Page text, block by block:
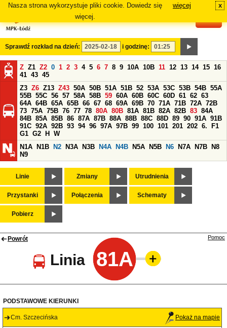
Nasza strona wykorzystuje pliki cookie. Dowiedz się
więcej.
więcej x
Sprawdź rozkład na dzień: i godzinę:
Z Z1 Z2 0 1 2 3 4 5 6 7 8 9 10A 10B 11 12 13 14 15 16
41 43 45
Z3 Z6 Z13 Z43 50A 50B 51A 51B 52 53A 53C 53B 54B 55A
55B 55C 56 57 58A 58B 59 60A 60B 60C 60D 61 62 63
64A 64B 65A 65B 66 67 68 69A 69B 70 71A 71B 72A 72B
73 75A 75B 76 77 78 80A 80B 81A 81B 82A 82B 83 84A
84B 85A 85B 86 87A 87B 88A 88B 88C 88D 89 90 91A 91B
91C 92A 92B 93 94 96 97A 97B 99 100 101 201 202 6.
F1
G1 G2 H
W
N1A
N1B N2 N3A N3B N4A N4B N5A N5B N6 N7A N7B
N8
N9
Linie Zmiany Utrudnienia
Przystanki Połączenia Schematy
Pobierz
Powrót
Linia 81A
Pomoc
PODSTAWOWE KIERUNKI
Cm. Szczecińska Pokaż na mapie